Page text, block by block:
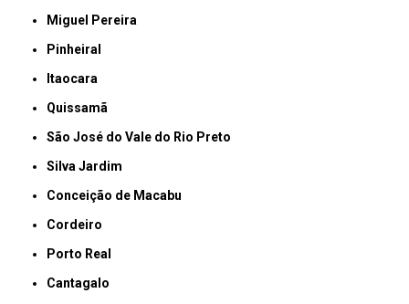
Miguel Pereira
Pinheiral
Itaocara
Quissamã
São José do Vale do Rio Preto
Silva Jardim
Conceição de Macabu
Cordeiro
Porto Real
Cantagalo